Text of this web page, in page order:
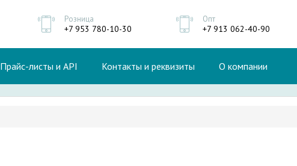
Розница
+7 953 780-10-30
Опт
+7 913 062-40-90
Прайс-листы и API Контакты и реквизиты О компании